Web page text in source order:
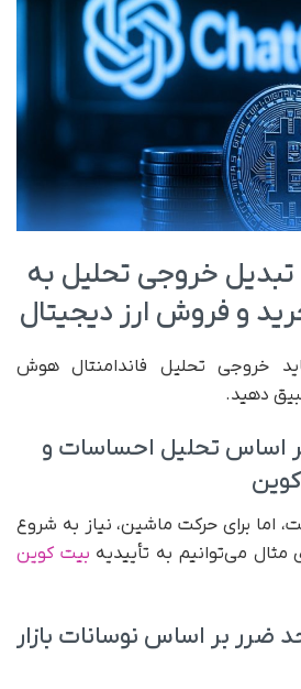
خروجی تحلیل به
و فروش ارز دیجیتال
خروجی تحلیل فاندامنتال هوش
دهید.
اساس تحلیل احساسات و
اما برای حرکت ماشین، نیاز به شروع
می‌توانیم به تأییدیه بیت کوین
ضرر بر اساس نوسانات بازار